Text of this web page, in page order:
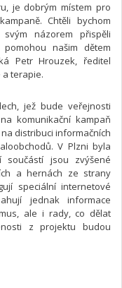
je dobrým místem pro
Chtěli bychom
názorem přispěli
našim dětem
Petr Hrouzek, ředitel
terapie.
jež bude veřejnosti
komunikační kampaň
distribuci informačních
V Plzni byla
součástí jsou zvýšené
a hernách ze strany
speciální internetové
jednak informace
ale i rady, co dělat
z projektu budou